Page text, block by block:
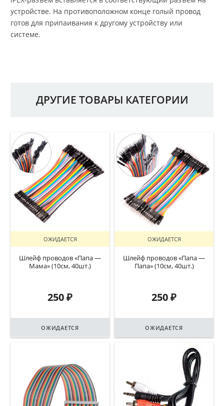
устройстве. На противоположном конце голый провод
готов для припаивания к другому устройству или
системе.
ДРУГИЕ ТОВАРЫ КАТЕГОРИИ
ОЖИДАЕТСЯ
Шлейф проводов «Папа —
Мама» (10см, 40шт.)
250₽
ОЖИДАЕТСЯ
ОЖИДАЕТСЯ
Шлейф проводов «Папа —
Папа» (10см, 40шт.)
250₽
ОЖИДАЕТСЯ